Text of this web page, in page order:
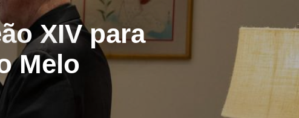
XIV para
Melo